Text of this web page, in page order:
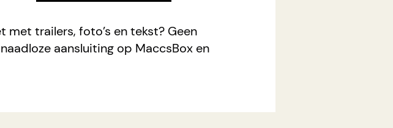
trailers, foto’s en tekst? Geen
aansluiting op MaccsBox en